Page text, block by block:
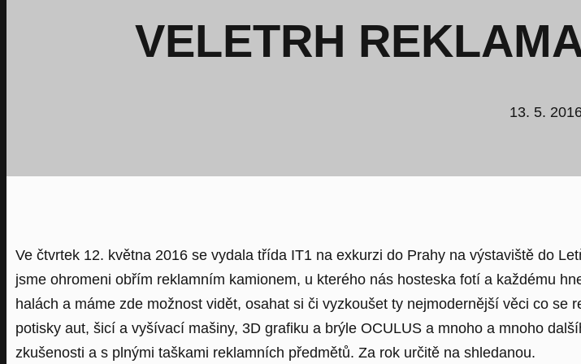
VELETRH
13. 5.
Ve čtvrtek 12. května 2016 se vydala třída IT1 na exkurzi do Prahy na výstaviště do
jsme ohromeni obřím reklamním kamionem, u kterého nás hosteska fotí a každému
halách a máme zde možnost vidět, osahat si či vyzkoušet ty nejmodernější věci co
potisky aut, šicí a vyšívací mašiny, 3D grafiku a brýle OCULUS a mnoho a mnoho
zkušenosti a s plnými taškami reklamních předmětů. Za rok určitě na shledanou.